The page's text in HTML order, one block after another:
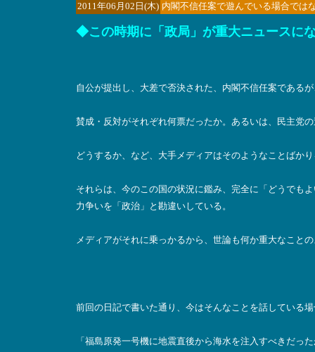
2011年06月02日(木) 内閣不信任案で遊んでいる場合では
◆この時期に「政局」が重大ニュースに
自公が提出し、大差で否決された、内閣不信任案であるが
賛成・反対がそれぞれ何票だったか。あるいは、民主党
どうするか、など、大手メディアはそのようなことばか
それらは、今のこの国の状況に鑑み、完全に「どうでも
力争いを「政治」と勘違いしている。
メディアがそれに乗っかるから、世論も何か重大なこと
前回の日記で書いた通り、今はそんなことを話している
「福島原発一号機に地震直後から海水を注入すべきだっ